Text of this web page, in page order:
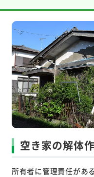
空き家の解体
所有者に管理責任があ